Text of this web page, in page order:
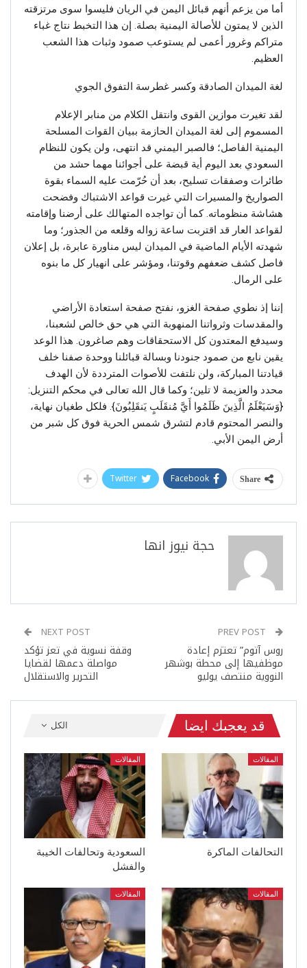
أما من يزعم أنهم قبائل اليمن في الريان فليسوا سوى مرتزقته
الذين لا يمتون للأصالة اليمنية بصلة. إن هذا التخبط نتاج غباء
متراكم وغرور أعمى لم يستوعب صمود وثبات هذا الشعب
العظيم.
لغة الميدان الصادقة وكسر غطرسة التفوق الجوي
لقد تغيرت موازين القوى وانتقل الكلام من منابر الإعلام
المسموم إلى لغة الميدان الحازمة ببيان القوات المسلحة
اليمنية الفاصل؛ فالصبر اليمني قد انتهى، ولن يكون للنظام
السعودي بعد اليوم أية قبضة على أجوائنا مهما حشد من
طائرات وصفقات تسليح، بعد أن حُرّمت عليه السماء بقوة
الصواريخ والمسيرات التي غيرت قواعد الاشتباك وفضحت
هشاشة منظوماته. كما أن تواجده المتهالك على أرضنا وإقامته
لقواعد العار قد اقتربت ساعة زواله وقلعه من الجذور؛ وما
شهدته الأيام الماضية في الميدان ليس مناورة عابرة، بل إعلان
فاصل كشف ضعفهم وقوتنا، ومؤشر على انهيار كل ما بنوه
على الرمال.
إننا إذ نطوي صفحة الغزو، نفتح صفحة استعادة الأراضي
والمقدسات وثرواتنا المنهوبة التي هي حق خالص لشعبنا،
وسيدفع المعتدون كل الاستحقاقات وهم صاغرون. هذا الوعد
يقين نابع من صمود جنودنا وبسالة قبائلنا ووحدة صفنا خلف
قيادتنا المباركة، ولن نلتفت للأصوات المترددة لأن الهدف
محدد والعزيمة لا تلين؛ وكما قال الله تعالى في محكم التنزيل:
{وَسَيَعْلَمُ الَّذِينَ ظَلَمُوا أَيَّ مُنقَلَبٍ يَنقَلِبُونَ}. فلكل طغيان نهاية،
والنصر المحتوم قادم لتشرق شمس الحرية فوق كل شبر من
أرض اليمن الأبي.
Share
Facebook
Twitter
حجة نيوز انها
روس آتوم” تعتزم إعادة
موظفيها إلى محطة بوشهر
النووية منتصف يوليو
NEXT POST
وقفة نسوية في تعز تؤكد
مواصلة دعمها لقضايا
التحرير والاستقلال
الكل قد يعجبك ايضا
المقالات
التحالفات الماكرة
المقالات
السعودية وتحالفات الخيبة
والفشل
المقالات المقالات